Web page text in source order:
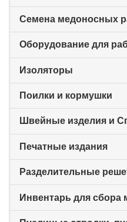
Семена медоносных
Оборудование для
Изоляторы
Поилки и кормушки
Швейные изделия и
Печатные издания
Разделительные
Инвентарь для сбора